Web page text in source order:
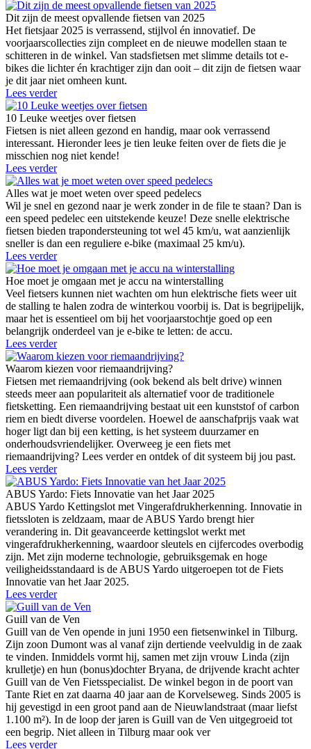
Dit zijn de meest opvallende fietsen van 2025
Het fietsjaar 2025 is verrassend, stijlvol én innovatief. De
voorjaarscollecties zijn compleet en de nieuwe modellen staan te
schitteren in de winkel. Van stadsfietsen met slimme details tot e-
bikes die lichter én krachtiger zijn dan ooit – dit zijn de fietsen waar
je dit jaar niet omheen kunt.
Lees verder
10 Leuke weetjes over fietsen
Fietsen is niet alleen gezond en handig, maar ook verrassend
interessant. Hieronder lees je tien leuke feiten over de fiets die je
misschien nog niet kende!
Lees verder
Alles wat je moet weten over speed pedelecs
Wil je snel en gezond naar je werk zonder in de file te staan? Dan is
een speed pedelec een uitstekende keuze! Deze snelle elektrische
fietsen bieden trapondersteuning tot wel 45 km/u, wat aanzienlijk
sneller is dan een reguliere e-bike (maximaal 25 km/u).
Lees verder
Hoe moet je omgaan met je accu na winterstalling
Veel fietsers kunnen niet wachten om hun elektrische fiets weer uit
de stalling te halen zodra de winterkou voorbij is. Dat is begrijpelijk,
maar het is essentieel om bij het voorjaarstochtje goed op een
belangrijk onderdeel van je e-bike te letten: de accu.
Lees verder
Waarom kiezen voor riemaandrijving?
Fietsen met riemaandrijving (ook bekend als belt drive) winnen
steeds meer aan populariteit als alternatief voor de traditionele
fietsketting. Een riemaandrijving bestaat uit een kunststof of carbon
riem en biedt diverse voordelen. Hoewel de aanschafprijs vaak wat
hoger ligt dan bij een ketting, is het systeem duurzamer en
onderhoudsvriendelijker. Overweeg je een fiets met
riemaandrijving? Lees verder en ontdek of dit systeem bij jou past.
Lees verder
ABUS Yardo: Fiets Innovatie van het Jaar 2025
ABUS Yardo Kettingslot met Vingerafdrukherkenning. Innovatie in
fietssloten is zeldzaam, maar de ABUS Yardo brengt hier
verandering in. Dit geavanceerde kettingslot werkt met
vingerafdrukherkenning, waardoor sleutels en cijfercodes overbodig
zijn. Met zijn moderne technologie, gebruiksgemak en hoge
veiligheidsstandaard is de ABUS Yardo uitgeroepen tot de Fiets
Innovatie van het Jaar 2025.
Lees verder
Guill van de Ven
Guill van de Ven opende in juni 1950 een fietsenwinkel in Tilburg.
Zijn zoon Dumont was al vanaf zijn dertiende veelvuldig in de zaak
te vinden. Inmiddels vormt hij, samen met zijn vrouw Linda (zijn
krulletje) en hun (bonus)dochter Bryana, de drijvende kracht achter
Guill van de Ven Fietsspecialist. De winkel begon in de poort van
Tante Riet en zat daarna 40 jaar aan de Korvelseweg. Sinds 2005 is
hij gevestigd in een groot pand aan de Nieuwlandstraat (maar liefst
1.100 m²). In de loop der jaren is Guill van de Ven uitgegroeid tot
een begrip. Niet alleen in Tilburg maar ook ver
Lees verder